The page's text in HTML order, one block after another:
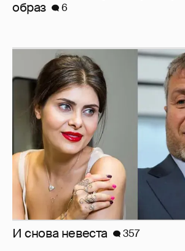
И снова невеста 357